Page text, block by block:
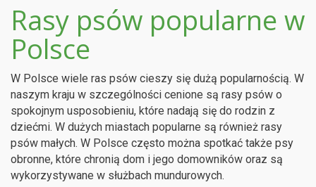
Rasy psów popularne w
Polsce
W Polsce wiele ras psów cieszy się dużą popularnością. W
naszym kraju w szczególności cenione są rasy psów o
spokojnym usposobieniu, które nadają się do rodzin z
dziećmi. W dużych miastach popularne są również rasy
psów małych. W Polsce często można spotkać także psy
obronne, które chronią dom i jego domowników oraz są
wykorzystywane w służbach mundurowych.